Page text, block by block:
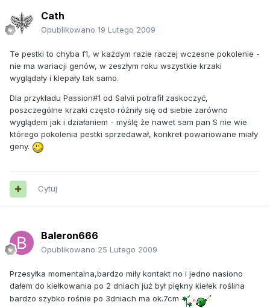
Cath
Opublikowano 19 Lutego 2009
Te pestki to chyba f1, w każdym razie raczej wczesne pokolenie -
nie ma wariacji genów, w zeszłym roku wszystkie krzaki
wyglądały i klepały tak samo.
Dla przykładu Passion#1 od Salvii potrafił zaskoczyć,
poszczególne krzaki często różniły się od siebie zarówno
wyglądem jak i działaniem - myślę że nawet sam pan S nie wie
którego pokolenia pestki sprzedawał, konkret powariowane miały
geny.
Cytuj
Baleron666
Opublikowano 25 Lutego 2009
Przesyłka momentalna,bardzo miły kontakt no i jedno nasiono
dałem do kiełkowania po 2 dniach już był piękny kiełek roślina
bardzo szybko rośnie po 3dniach ma ok.7cm